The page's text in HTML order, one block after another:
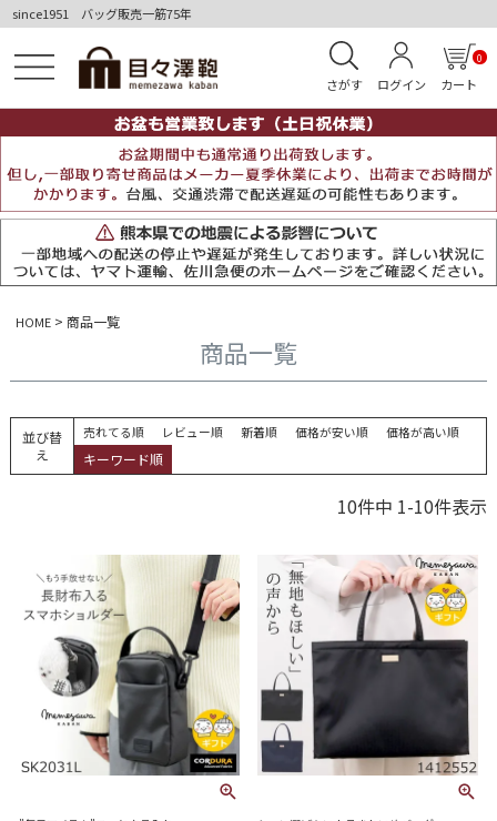
since1951 バッグ販売一筋75年
さがす ログイン カート
0
HOME 商品一覧
商品一覧
並び替
え
売れてる順 レビュー順 新着順 価格が安い順 価格が高い順
キーワード順
10件中 1-10件表示